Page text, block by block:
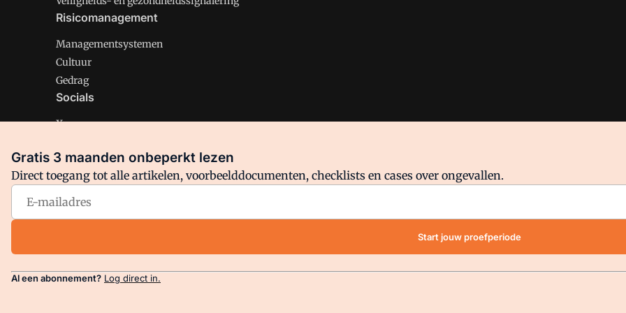
Risicomanagement
Managementsystemen
Cultuur
Gedrag
Socials
X
Facebook
Arbo is onderdeel van VMN media. Lees inons manifestwaar VMN media voor staat. Op gebruik van deze site zijn de
Gratis 3 maanden onbeperkt lezen
Direct toegang tot alle artikelen, voorbeelddocumenten, checklists en cases over ongevallen.
Start jouw proefperiode
Al een abonnement? Log direct in.